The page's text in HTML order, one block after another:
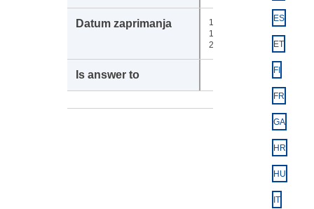
15-
11-
2024
ES
ET
FI
FR
GA
HR
HU
IT